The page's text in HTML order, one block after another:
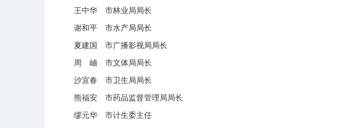
王中华 市林业局局长
谢和平 市水产局局长
夏建国 市广播影视局局长
周 岫 市文体局局长
沙宜春 市卫生局局长
熊福安 市药品监督管理局局长
缪元华 市计生委主任